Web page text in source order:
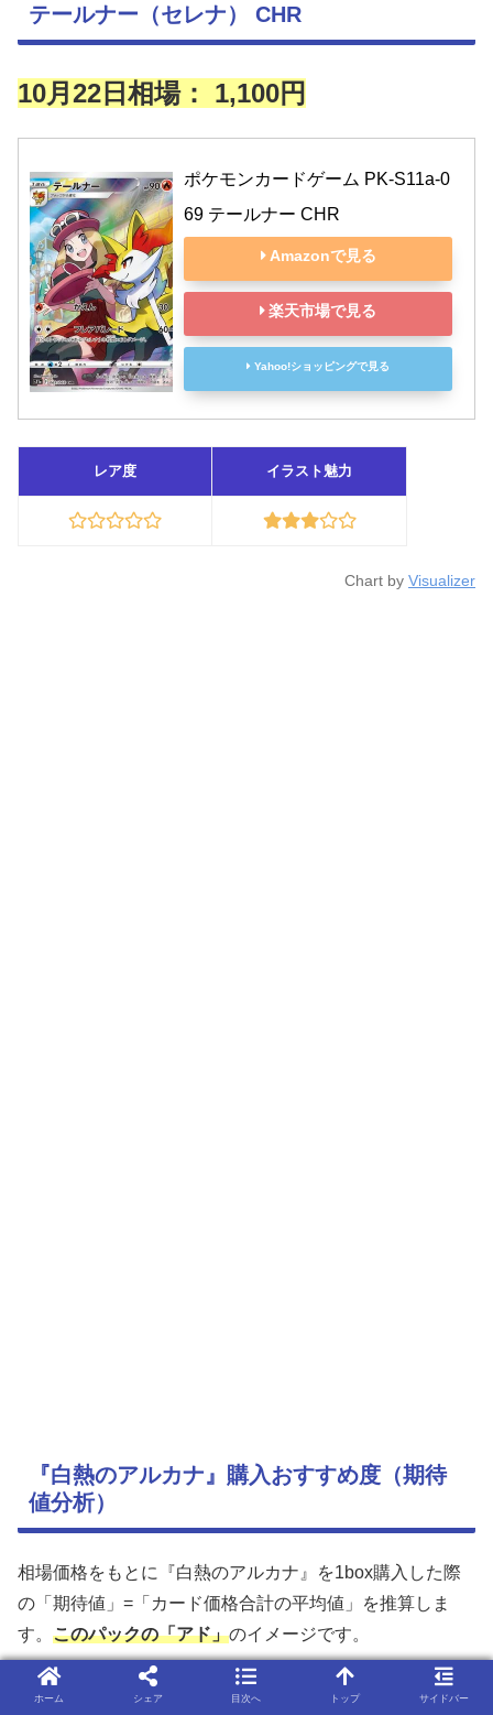
テールナー（セレナ） CHR
10月22日相場： 1,100円
ポケモンカードゲーム PK-S11a-0
69 テールナー CHR
Amazonで見る
楽天市場で見る
Yahoo!ショッピングで見る
レア度 イラスト魅力
Chart by Visualizer
『白熱のアルカナ』購入おすすめ度（期待
値分析）
相場価格をもとに『白熱のアルカナ』を1box購入した際
の「期待値」=「カード価格合計の平均値」を推算しま
す。 このパックの「アド」のイメージです。
評価方法については、以下の記事にまとめました。また、
ホーム シェア 目次へ トップ サイドバー